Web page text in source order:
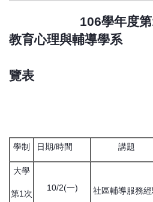
106學年度第1
教育心理與輔導學系
辦理各
覽表
學制 日期/時間 講題
大學
第1次
10/2(一)
社區輔導服務